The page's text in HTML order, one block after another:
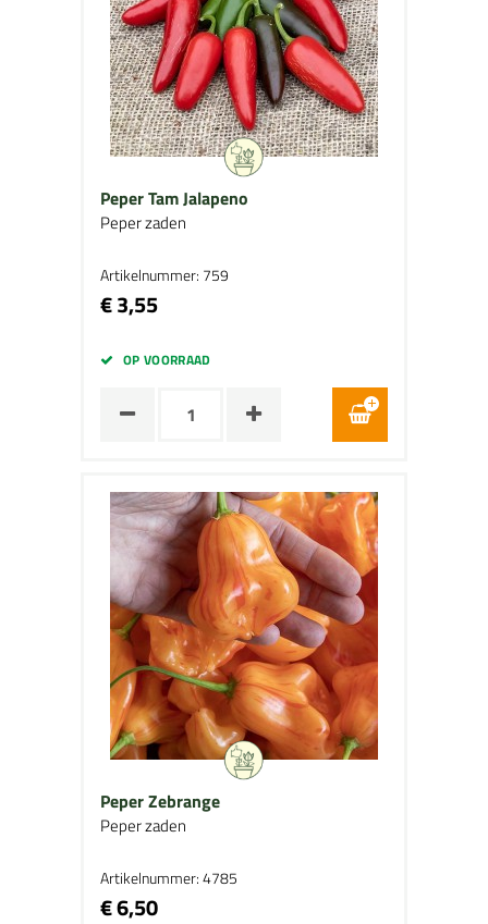
Peper Tam Jalapeno
Peper zaden
Artikelnummer: 759
€ 3,55
OP VOORRAAD
Peper Zebrange
Peper zaden
Artikelnummer: 4785
€ 6,50